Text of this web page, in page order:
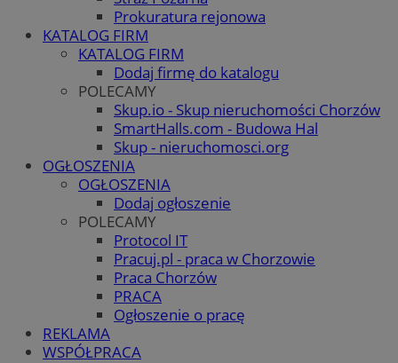
Prokuratura rejonowa
KATALOG FIRM
KATALOG FIRM
Dodaj firmę do katalogu
POLECAMY
Skup.io - Skup nieruchomości Chorzów
SmartHalls.com - Budowa Hal
Skup - nieruchomosci.org
OGŁOSZENIA
OGŁOSZENIA
Dodaj ogłoszenie
POLECAMY
Protocol IT
Pracuj.pl - praca w Chorzowie
Praca Chorzów
PRACA
Ogłoszenie o pracę
REKLAMA
WSPÓŁPRACA